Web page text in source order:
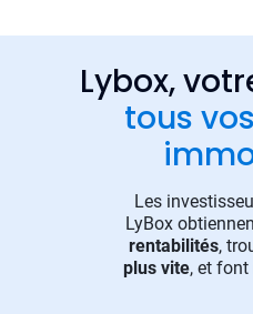
Lybox,
tous
Les
LyBox
rentabilités,
plus vite, et font